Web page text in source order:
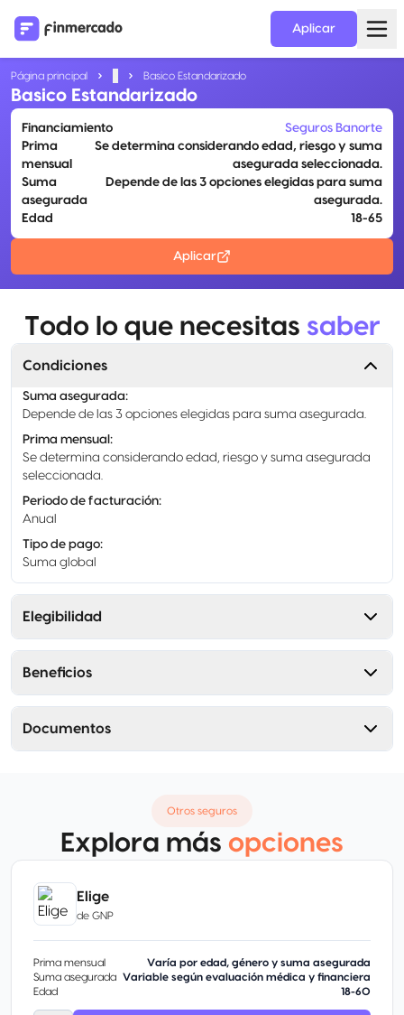
Aplicar
Página principal Basico Estandarizado
Basico Estandarizado
Financiamiento
Seguros Banorte
Prima
mensual
Se determina considerando edad, riesgo y suma
asegurada seleccionada.
Suma
asegurada
Depende de las 3 opciones elegidas para suma
asegurada.
Edad
18-65
Aplicar
Todo lo que necesitas saber
Condiciones
Suma asegurada:
Depende de las 3 opciones elegidas para suma asegurada.
Prima mensual :
Se determina considerando edad, riesgo y suma asegurada
seleccionada.
Periodo de facturación:
Anual
Tipo de pago:
Suma global
Elegibilidad
Beneficios
Documentos
Otros seguros
Explora más opciones
Elige
de GNP
Prima mensual
Varía por edad, género y suma asegurada
Suma asegurada Variable según evaluación médica y financiera
Edad
18-60